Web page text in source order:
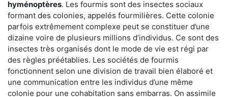
hyménoptères. Les fourmis sont des insectes sociaux
formant des colonies, appelés fourmilières. Cette colonie
parfois extrêmement complexe peut se constituer d’une
dizaine voire de plusieurs millions d’individus. Ce sont des
insectes très organisés dont le mode de vie est régi par
des règles préétablies. Les sociétés de fourmis
fonctionnent selon une division de travail bien élaboré et
une communication entre les individus d’une même
colonie pour une cohabitation sans embarras. On assimile